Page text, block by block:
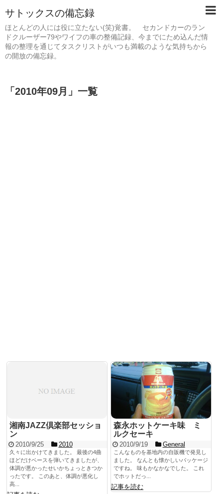
サトックスの備忘録
ほとんどの人には役に立たない(笑)覚書。 セカンドカーのラン
ドクルーザー79やワイフの車の整備記録、今までにため込んだ情
報の整理を通じてタスクリストがいつも満載のような気持ちから
の開放の備忘録。
「 2010年09月 」 一覧
湘南JAZZ倶楽部セッショ
ン
2010/9/25 2010
久々に出かけてきました。 最後の4曲
ほどだけベースを弾いてきましたが、
体調が悪かったせいかちょっときつか
ったです。 このあと、体調が悪化し
高...
森永ホットケーキ味 ミ
ルクセーキ
2010/9/19 General
こんなものを基地内の自販機で発見し
ました。 なんとも懐かしいパッケージ
ですね。 味もかなかなでした。 これ
でホットだっ...
記事を読む